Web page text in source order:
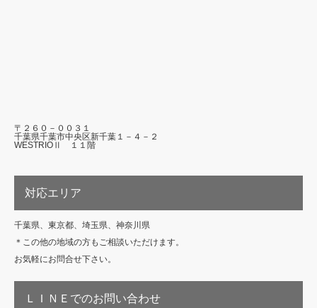
〒２６０－００３１
千葉県千葉市中央区新千葉１－４－２
WESTRIOⅡ １１階
対応エリア
千葉県、東京都、埼玉県、神奈川県
＊この他の地域の方もご相談いただけます。
お気軽にお問合せ下さい。
ＬＩＮＥでのお問い合わせ